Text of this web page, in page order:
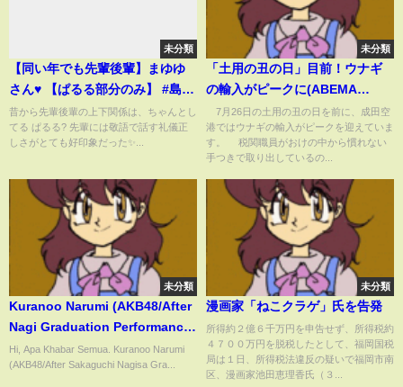
未分類
【同い年でも先輩後輩】まゆゆ
さん♥️ 【ぱるる部分のみ】 #島崎
遥香 #ぱるる #AKB48 #渡辺麻友
#中居正広 #指原莉乃 #Shorts
昔から先輩後輩の上下関係は、ちゃんとし
てる ぱるる? 先輩には敬語で話す礼儀正
しさがとても好印象だった✨...
未分類
「土用の丑の日」目前！ウナギ
の輸入がピークに(ABEMA
TIMES)
7月26日の土用の丑の日を前に、成田空
港ではウナギの輸入がピークを迎えていま
す。 税関職員がおけの中から慣れない
手つきで取り出しているの...
未分類
Kuranoo Narumi (AKB48/After
Nagi Graduation Performance
Show/SHOWROOM Live
Streaming/2023.07.31)
Hi, Apa Khabar Semua. Kuranoo Narumi
(AKB48/After Sakaguchi Nagisa Gra...
未分類
漫画家「ねこクラゲ」氏を告発
所得約２億６千万円を申告せず、所得税約
４７００万円を脱税したとして、福岡国税
局は１日、所得税法違反の疑いで福岡市南
区、漫画家池田恵理香氏（３...